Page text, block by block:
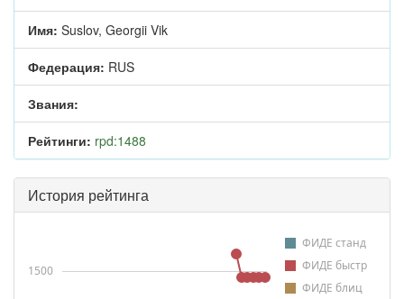
Имя: Suslov, Georgii Vik
Федерация: RUS
Звания:
Рейтинги: rpd:1488
История рейтинга
ФИДЕ станд
ФИДЕ быстр
ФИДЕ блиц
1500